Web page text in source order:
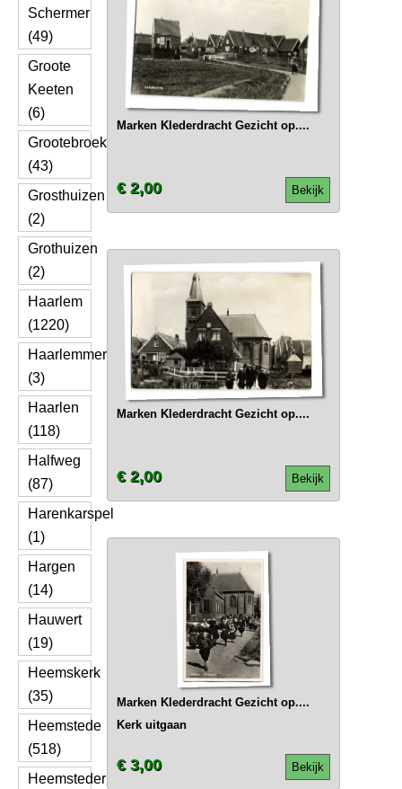
Schermer
(49)
Groote
Keeten
(6)
Grootebroek
(43)
Grosthuizen
(2)
Grothuizen
(2)
Haarlem
(1220)
Haarlemmerliede
(3)
Haarlen
(118)
Halfweg
(87)
Harenkarspel
(1)
Hargen
(14)
Hauwert
(19)
Heemskerk
(35)
Heemstede
(518)
Heemsteder
Marken Klederdracht Gezicht op....
Bekijk
€ 2,00
Marken Klederdracht Gezicht op....
Bekijk
€ 2,00
Marken Klederdracht Gezicht op....
Kerk uitgaan
Bekijk
€ 3,00